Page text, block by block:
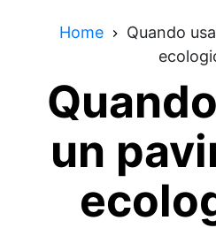
Home
Quando
un